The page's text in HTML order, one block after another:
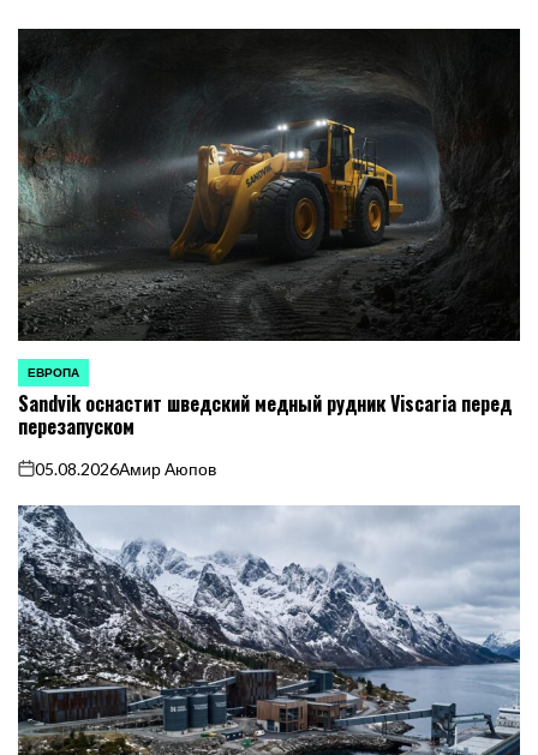
ОПУБЛИКОВАНО
В
ЕВРОПА
Sandvik оснастит шведский медный рудник Viscaria перед
перезапуском
on
05.08.2026Амир Аюпов